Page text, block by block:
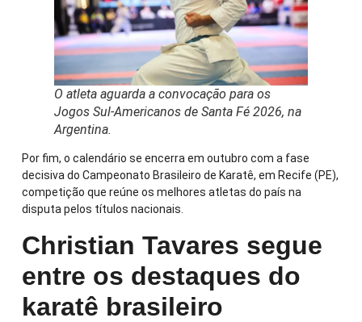
O atleta aguarda a convocação para os
Jogos Sul-Americanos de Santa Fé 2026, na
Argentina.
Por fim, o calendário se encerra em outubro com a fase
decisiva do Campeonato Brasileiro de Karatê, em Recife (PE),
competição que reúne os melhores atletas do país na
disputa pelos títulos nacionais.
Christian Tavares segue
entre os destaques do
karatê brasileiro